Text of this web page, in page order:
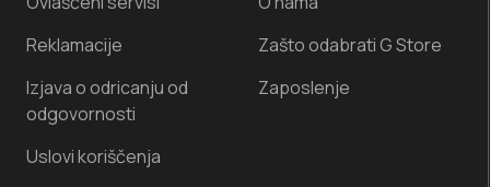
Reklamacije
Izjava o odricanju od
odgovornosti
Uslovi koriščenja
Zašto odabrati G Store
Zaposlenje